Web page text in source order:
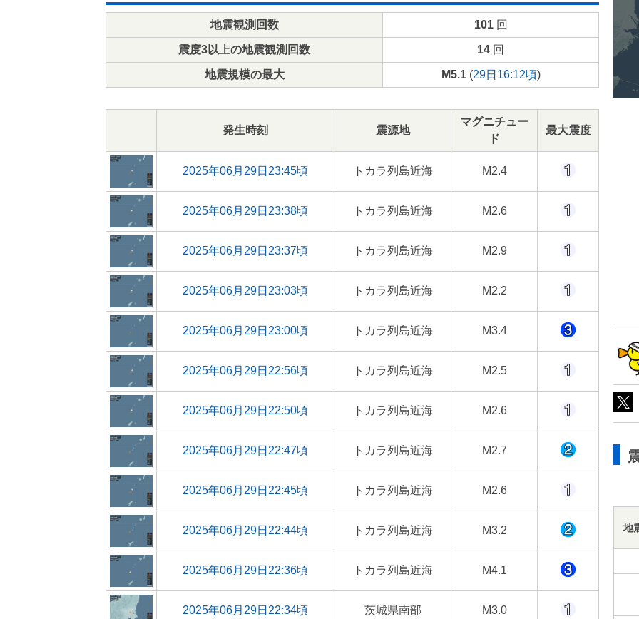
地震観測回数 101回
震度3以上の地震観測回数 14 回
地震規模の最大 M5.1(29日16:12頃)
発生時刻 震源地
マグニチュー
ド
最大震度
2025年06月29日23:45頃 トカラ列島近海 M2.4
2025年06月29日23:38頃 トカラ列島近海 M2.6
2025年06月29日23:37頃 トカラ列島近海 M2.9
2025年06月29日23:03頃 トカラ列島近海 M2.2
2025年06月29日23:00頃 トカラ列島近海 M3.4
2025年06月29日22:56頃 トカラ列島近海 M2.5
2025年06月29日22:50頃 トカラ列島近海 M2.6
2025年06月29日22:47頃 トカラ列島近海 M2.7
2025年06月29日22:45頃 トカラ列島近海 M2.6
2025年06月29日22:44頃 トカラ列島近海 M3.2
2025年06月29日22:36頃 トカラ列島近海 M4.1
2025年06月29日22:34頃 茨城県南部 M3.0
地